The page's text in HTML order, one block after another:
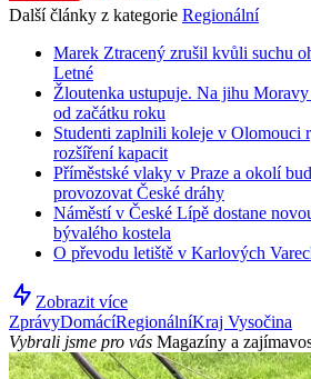
Další články z kategorie Regionální
Marek Ztracený zrušil kvůli suchu
Letné
Žloutenka ustupuje. Na jihu
od začátku roku
Studenti zaplnili koleje v Olomouci
rozšíření kapacit
Příměstské vlaky v Praze a okolí
provozovat České dráhy
Náměstí v České Lípě dostane
bývalého kostela
O převodu letiště v Karlových
Zobrazit více
ZprávyDomácíRegionálníKraj Vysočina
Vybrali jsme pro vás Magazíny a